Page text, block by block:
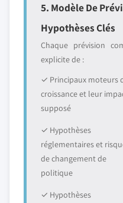
5. Modèle De
Hypothèses Clés
Chaque prévision
explicite de :
✓ Principaux moteurs
croissance et leur
supposé
✓ Hypothèses
réglementaires et
de changement de
politique
✓ Hypothèses